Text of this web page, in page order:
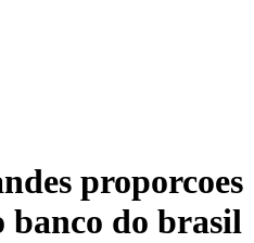
proporcoes
banco do brasil